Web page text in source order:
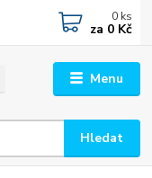
Menu
Hledat
0 ks
za 0 Kč